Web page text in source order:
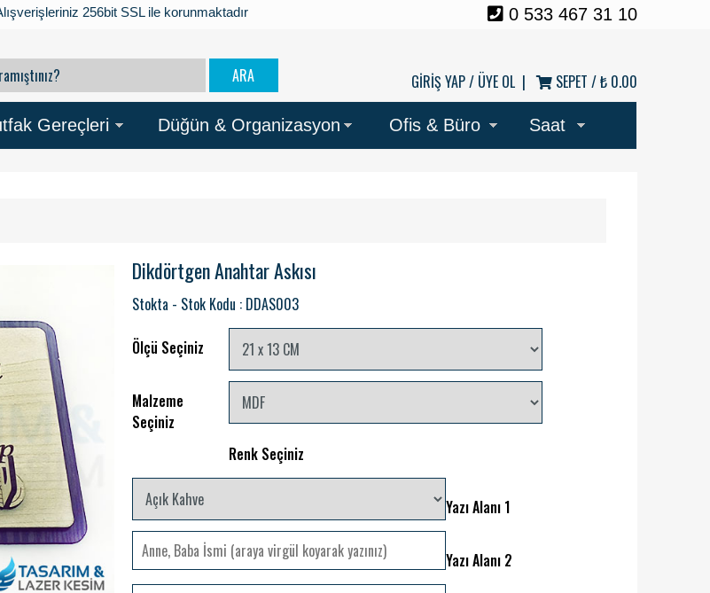
256bit SSL ile korunmaktadır 0 533 467 31 10
GİRİŞ YAP / ÜYE OL | SEPET /₺ 0.00
Gereçleri Düğün & Organizasyon Ofis & Büro Saat
Dikdörtgen Anahtar Askısı
Stokta - Stok Kodu : DDAS003
Ölçü Seçiniz
Malzeme
Seçiniz
Renk Seçiniz
Yazı Alanı 1
Yazı Alanı 2